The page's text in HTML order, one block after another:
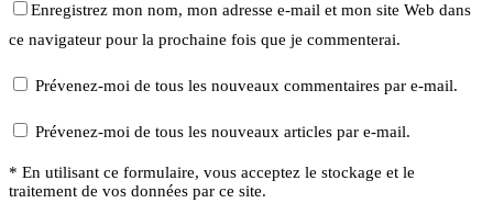
Enregistrez mon nom, mon adresse e-mail et mon site Web dans
ce navigateur pour la prochaine fois que je commenterai.
Prévenez-moi de tous les nouveaux commentaires par e-mail.
Prévenez-moi de tous les nouveaux articles par e-mail.
* En utilisant ce formulaire, vous acceptez le stockage et le
traitement de vos données par ce site.